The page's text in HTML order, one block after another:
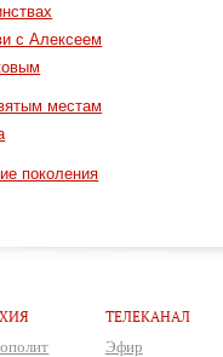
с Алексеем
местам
поколения
ТЕЛЕКАНАЛ
Эфир